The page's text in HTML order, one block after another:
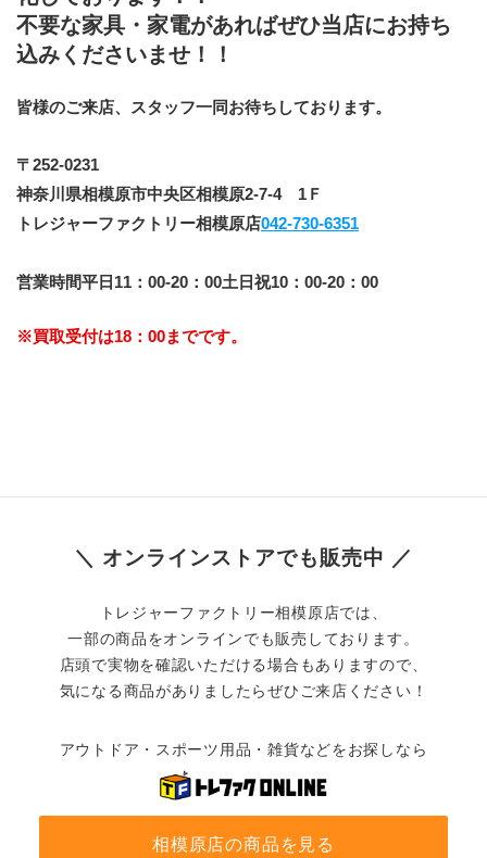
不要な家具・家電があればぜひ当店にお持ち
込みくださいませ！！
皆様のご来店、スタッフ一同お待ちしております。
﻿〒252-0231
神奈川県相模原市中央区相模原2-7-4　1Ｆ
トレジャーファクトリー相模原店042-730-6351
営業時間平日11：00-20：00土日祝10：00-20：00
※買取受付は18：00までです。
＼ オンラインストアでも販売中 ／
トレジャーファクトリー相模原店では、
一部の商品をオンラインでも販売しております。
店頭で実物を確認いただける場合もありますので、
気になる商品がありましたらぜひご来店ください！
アウトドア・スポーツ用品・雑貨などをお探しなら
相模原店の商品を見る